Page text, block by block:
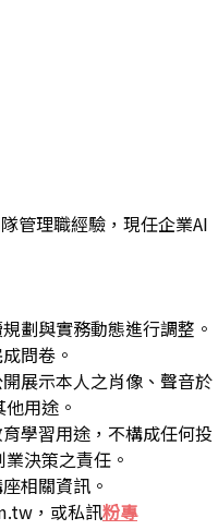
管理職經驗，現任企業AI
劃與實務動態進行調整。
問卷。
展示本人之肖像、聲音於
用途。
學習用途，不構成任何投
決策之責任。
相關資訊。
，或私訊粉專